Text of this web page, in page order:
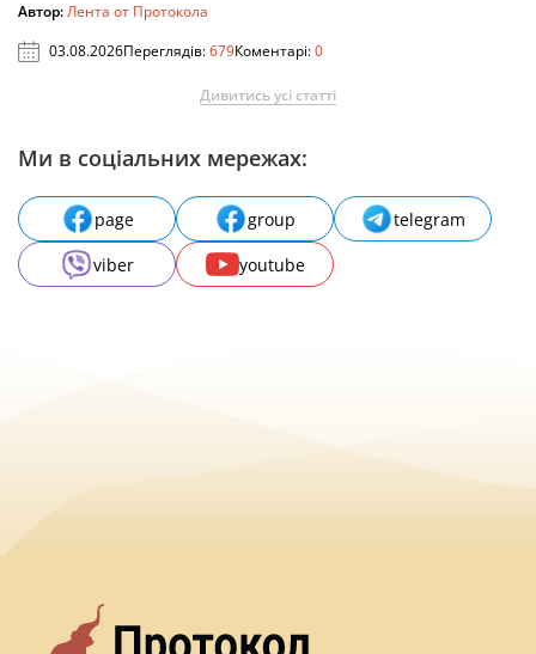
Автор:Лента от Протокола
03.08.2026Переглядів:679Коментарі:0
Дивитись усі статті
Ми в соціальних мережах:
page group
telegram
viber
youtube